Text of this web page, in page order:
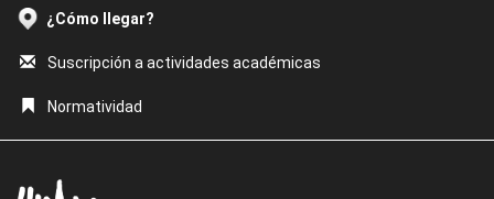
¿Cómo llegar?
Suscripción a actividades académicas
Normatividad